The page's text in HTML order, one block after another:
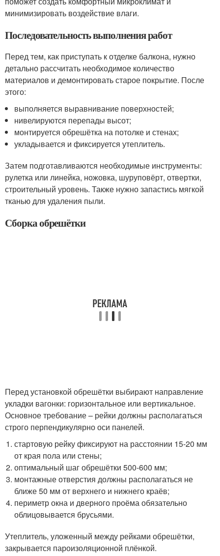
минимизировать воздействие влаги.
Последовательность выполнения работ
Перед тем, как приступать к отделке балкона, нужно
детально рассчитать необходимое количество
материалов и демонтировать старое покрытие. После
этого:
выполняется выравнивание поверхностей;
нивелируются перепады высот;
монтируется обрешётка на потолке и стенах;
укладывается и фиксируется утеплитель.
Затем подготавливаются необходимые инструменты:
рулетка или линейка, ножовка, шуруповёрт, отвертки,
строительный уровень. Также нужно запастись мягкой
тканью для удаления пыли.
Сборка обрешётки
Перед установкой обрешётки выбирают направление
укладки вагонки: горизонтальное или вертикальное.
Основное требование – рейки должны располагаться
строго перпендикулярно оси панелей.
стартовую рейку фиксируют на расстоянии 15-20 мм
от края пола или стены;
оптимальный шаг обрешётки 500-600 мм;
монтажные отверстия должны располагаться не
ближе 50 мм от верхнего и нижнего краёв;
периметр окна и дверного проёма обязательно
облицовывается брусьями.
Утеплитель, уложенный между рейками обрешётки,
закрывается пароизоляционной плёнкой.